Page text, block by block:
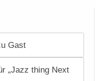
Gast
„Jazz thing Next